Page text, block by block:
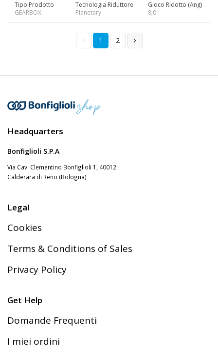
Tipo Prodotto
GEARBOX
Tecnologia Riduttore
Planetary
Gioco Ridotto (Ang)
8,0
1 2
Headquarters
Bonfiglioli S.P.A
Via Cav. Clementino Bonfiglioli 1, 40012
Calderara di Reno (Bologna)
Legal
Cookies
Terms & Conditions of Sales
Privacy Policy
Get Help
Domande Frequenti
I miei ordini